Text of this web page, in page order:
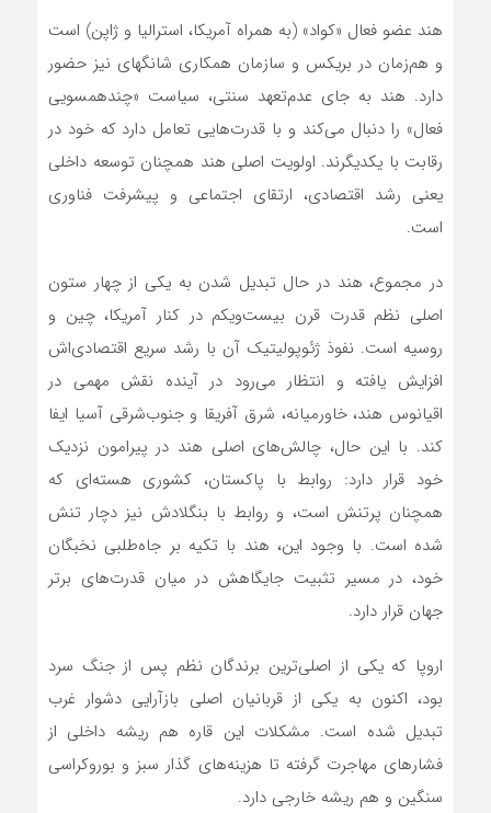
هند عضو فعال «کواد» (به همراه آمریکا، استرالیا و ژاپن) است
و هم‌زمان در بریکس و سازمان همکاری شانگهای نیز حضور
دارد. هند به جای عدم‌تعهد سنتی، سیاست «چندهمسویی
فعال» را دنبال می‌کند و با قدرت‌هایی تعامل دارد که خود در
رقابت با یکدیگرند. اولویت اصلی هند همچنان توسعه داخلی
یعنی رشد اقتصادی، ارتقای اجتماعی و پیشرفت فناوری
است.
در مجموع، هند در حال تبدیل شدن به یکی از چهار ستون
اصلی نظم قدرت قرن بیست‌ویکم در کنار آمریکا، چین و
روسیه است. نفوذ ژئوپولیتیک آن با رشد سریع اقتصادی‌اش
افزایش یافته و انتظار می‌رود در آینده نقش مهمی در
اقیانوس هند، خاورمیانه، شرق آفریقا و جنوب‌شرقی آسیا ایفا
کند. با این حال، چالش‌های اصلی هند در پیرامون نزدیک
خود قرار دارد: روابط با پاکستان، کشوری هسته‌ای که
همچنان پرتنش است، و روابط با بنگلادش نیز دچار تنش
شده است. با وجود این، هند با تکیه بر جاه‌طلبی نخبگان
خود، در مسیر تثبیت جایگاهش در میان قدرت‌های برتر
جهان قرار دارد.
اروپا که یکی از اصلی‌ترین برندگان نظم پس از جنگ سرد
بود، اکنون به یکی از قربانیان اصلی بازآرایی دشوار غرب
تبدیل شده است. مشکلات این قاره هم ریشه داخلی از
فشارهای مهاجرت گرفته تا هزینه‌های گذار سبز و بوروکراسی
سنگین و هم ریشه خارجی دارد.